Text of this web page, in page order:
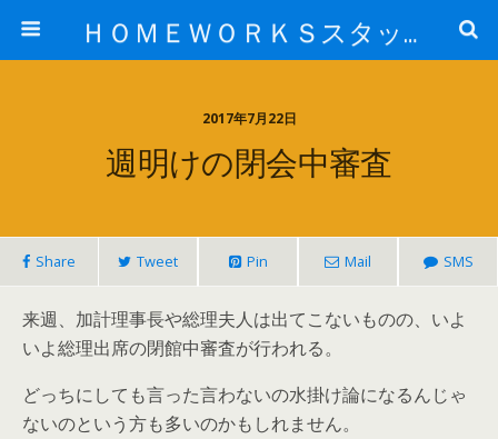
ＨＯＭＥＷＯＲＫＳスタッフ日記ブログ
2017年7月22日
週明けの閉会中審査
Share Tweet Pin Mail SMS
来週、加計理事長や総理夫人は出てこないものの、いよ
いよ総理出席の閉館中審査が行われる。
どっちにしても言った言わないの水掛け論になるんじゃ
ないのという方も多いのかもしれません。